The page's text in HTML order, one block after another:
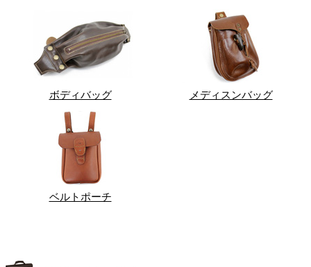
ボディバッグ メディスンバッグ
ベルトポーチ